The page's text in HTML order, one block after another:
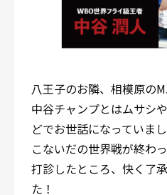
八王子のお隣、相模原の
中谷チャンプとはムサシ
どでお世話になっていまし
こないだの世界戦が終わ
打診したところ、快く了
た！